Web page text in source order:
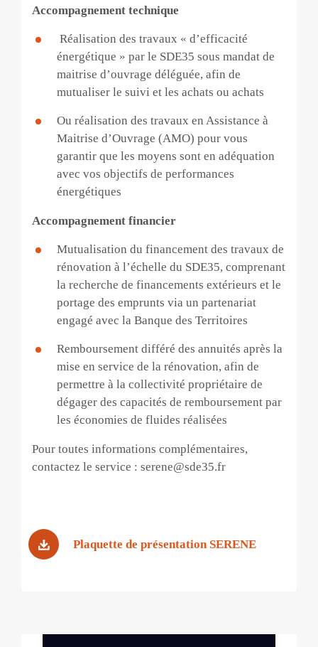
Accompagnement technique
Réalisation des travaux « d’efficacité
énergétique » par le SDE35 sous mandat de
maitrise d’ouvrage déléguée, afin de
mutualiser le suivi et les achats ou achats
Ou réalisation des travaux en Assistance à
Maitrise d’Ouvrage (AMO) pour vous
garantir que les moyens sont en adéquation
avec vos objectifs de performances
énergétiques
Accompagnement financier
Mutualisation du financement des travaux de
rénovation à l’échelle du SDE35, comprenant
la recherche de financements extérieurs et le
portage des emprunts via un partenariat
engagé avec la Banque des Territoires
Remboursement différé des annuités après la
mise en service de la rénovation, afin de
permettre à la collectivité propriétaire de
dégager des capacités de remboursement par
les économies de fluides réalisées
Pour toutes informations complémentaires,
contactez le service : serene@sde35.fr
Plaquette de présentation SERENE